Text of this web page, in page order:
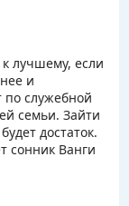
лучшему, если
и
по служебной
семьи. Зайти
достаток.
сонник Ванги